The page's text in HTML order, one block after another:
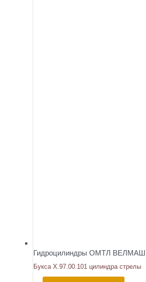
Гидроцилиндры ОМТЛ ВЕЛМАШ
Букса Х.97.00.101 цилиндра стрелы